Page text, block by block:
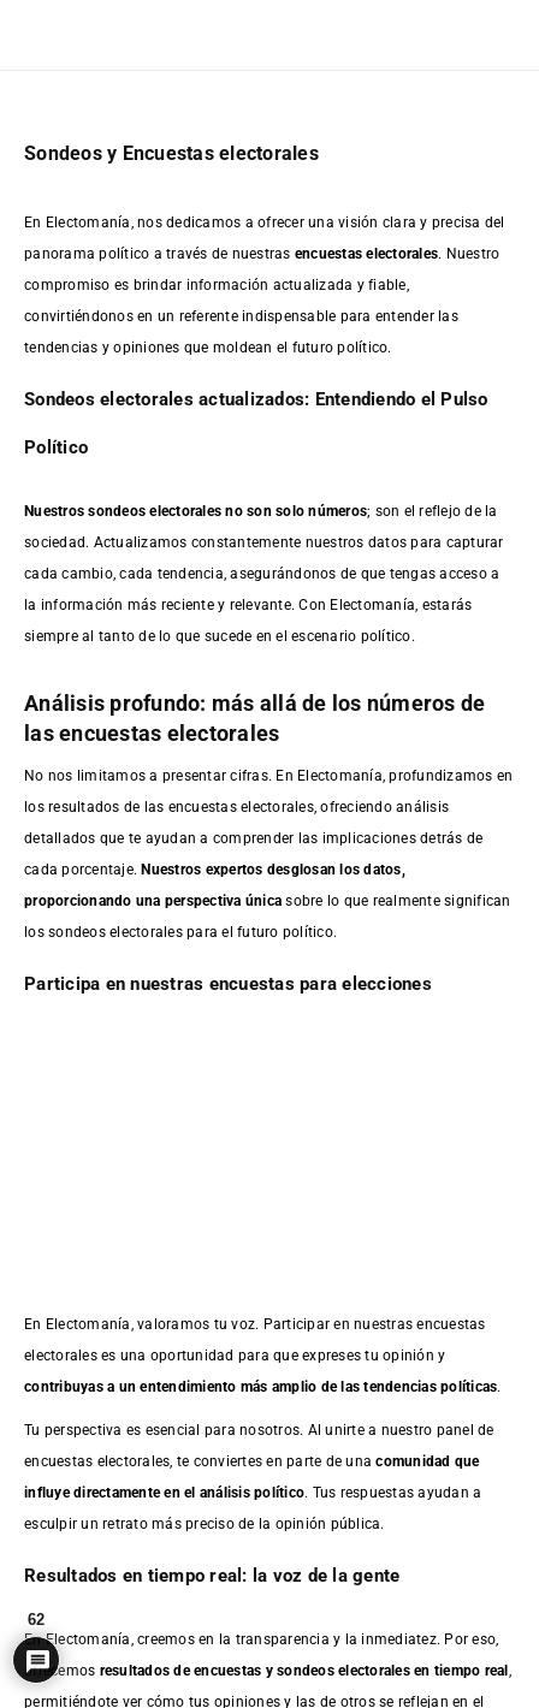
Sondeos y Encuestas electorales
En Electomanía, nos dedicamos a ofrecer una visión clara y precisa del
panorama político a través de nuestras encuestas electorales. Nuestro
compromiso es brindar información actualizada y fiable,
convirtiéndonos en un referente indispensable para entender las
tendencias y opiniones que moldean el futuro político.
Sondeos electorales actualizados: Entendiendo el Pulso
Político
Nuestros sondeos electorales no son solo números; son el reflejo de la
sociedad. Actualizamos constantemente nuestros datos para capturar
cada cambio, cada tendencia, asegurándonos de que tengas acceso a
la información más reciente y relevante. Con Electomanía, estarás
siempre al tanto de lo que sucede en el escenario político.
Análisis profundo: más allá de los números de
las encuestas electorales
No nos limitamos a presentar cifras. En Electomanía, profundizamos en
los resultados de las encuestas electorales, ofreciendo análisis
detallados que te ayudan a comprender las implicaciones detrás de
cada porcentaje.Nuestros expertos desglosan los datos,
proporcionando una perspectiva única sobre lo que realmente significan
los sondeos electorales para el futuro político.
Participa en nuestras encuestas para elecciones
En Electomanía, valoramos tu voz. Participar en nuestras encuestas
electorales es una oportunidad para que expreses tu opinión y
contribuyas a un entendimiento más amplio de las tendencias políticas.
Tu perspectiva es esencial para nosotros. Al unirte a nuestro panel de
encuestas electorales, te conviertes en parte de unacomunidad que
influye directamente en el análisis político. Tus respuestas ayudan a
esculpir un retrato más preciso de la opinión pública.
Resultados en tiempo real: la voz de la gente
En Electomanía, creemos en la transparencia y la inmediatez. Por eso,
ofrecemos resultados deencuestas y sondeos electorales en tiempo real
permitiéndote ver cómo tus opiniones y las de otros se reflejan en el
62